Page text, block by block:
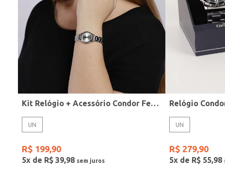
Kit Relógio + Acessório Condor Feminino PRATA
UN
R$ 199,90
5x de R$ 39,98
Relógio
UN
R$ 279,90
5x de R$ 55,98